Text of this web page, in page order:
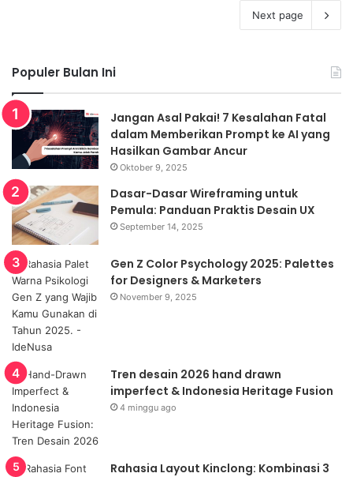
Next page
Populer Bulan Ini
Jangan Asal Pakai! 7 Kesalahan Fatal
dalam Memberikan Prompt ke AI yang
Hasilkan Gambar Ancur
Oktober 9, 2025
Dasar-Dasar Wireframing untuk
Pemula: Panduan Praktis Desain UX
September 14, 2025
Gen Z Color Psychology 2025: Palettes
for Designers & Marketers
November 9, 2025
Tren desain 2026 hand drawn
imperfect & Indonesia Heritage Fusion
4 minggu ago
Rahasia Layout Kinclong: Kombinasi 3